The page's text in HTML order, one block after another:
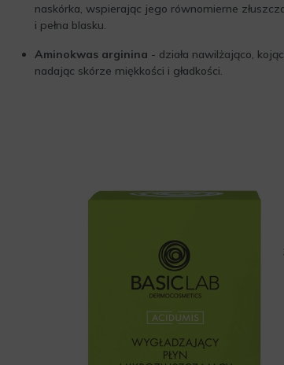
naskórka, wspierając jego równomierne
i pełna blasku.
Aminokwas arginina - działa nawilżająco,
nadając skórze miękkości i gładkości.